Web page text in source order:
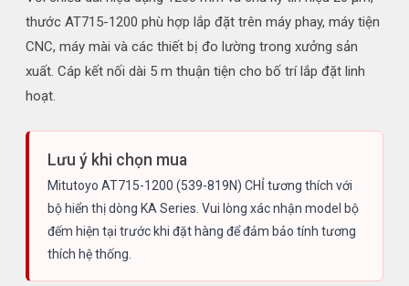
thước AT715-1200 phù hợp lắp đặt trên máy phay, máy tiện
CNC, máy mài và các thiết bị đo lường trong xưởng sản
xuất. Cáp kết nối dài 5 m thuận tiện cho bố trí lắp đặt linh
hoạt.
Lưu ý khi chọn mua
Mitutoyo AT715-1200 (539-819N) CHỈ tương thích với
bộ hiển thị dòng KA Series. Vui lòng xác nhận model bộ
đếm hiện tại trước khi đặt hàng để đảm bảo tính tương
thích hệ thống.